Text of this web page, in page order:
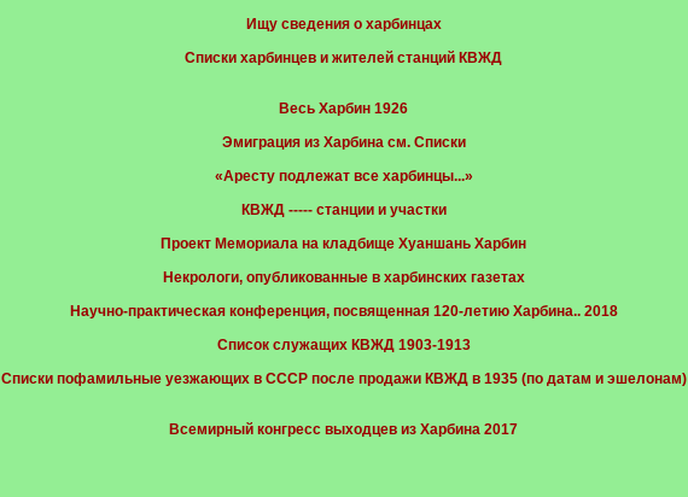
Ищу сведения о харбинцах
Cписки харбинцев и жителей станций КВЖД
Весь Харбин 1926
Эмиграция из Харбина см. Списки
«Аресту подлежат все харбинцы...»
КВЖД ----- станции и участки
Проект Мемориала на кладбище Хуаншань Харбин
Некрологи, опубликованные в харбинских газетах
Научно-практическая конференция, посвященная 120-летию Харбина.. 2018
Список служащих КВЖД 1903-1913
Списки пофамильные уезжающих в СССР после продажи КВЖД в 1935 (по датам и эшелонам)
Всемирный конгресс выходцев из Харбина 2017